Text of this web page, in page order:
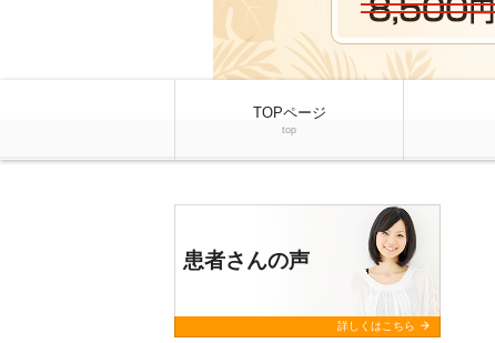
TOPページ
top
患者さんの声
詳しくはこちら arrow_forward